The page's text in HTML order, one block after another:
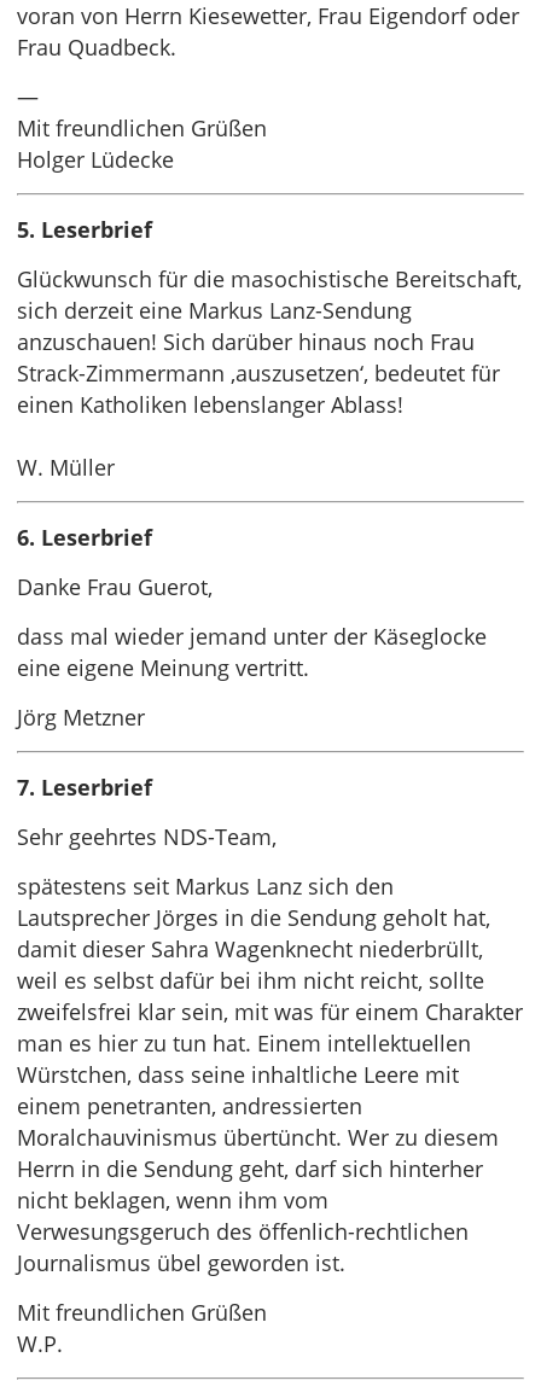
voran von Herrn Kiesewetter, Frau Eigendorf oder
Frau Quadbeck.
—
Mit freundlichen Grüßen
Holger Lüdecke
5. Leserbrief
Glückwunsch für die masochistische Bereitschaft,
sich derzeit eine Markus Lanz-Sendung
anzuschauen! Sich darüber hinaus noch Frau
Strack-Zimmermann ‚auszusetzen‘, bedeutet für
einen Katholiken lebenslanger Ablass!
W. Müller
6. Leserbrief
Danke Frau Guerot,
dass mal wieder jemand unter der Käseglocke
eine eigene Meinung vertritt.
Jörg Metzner
7. Leserbrief
Sehr geehrtes NDS-Team,
spätestens seit Markus Lanz sich den
Lautsprecher Jörges in die Sendung geholt hat,
damit dieser Sahra Wagenknecht niederbrüllt,
weil es selbst dafür bei ihm nicht reicht, sollte
zweifelsfrei klar sein, mit was für einem Charakter
man es hier zu tun hat. Einem intellektuellen
Würstchen, dass seine inhaltliche Leere mit
einem penetranten, andressierten
Moralchauvinismus übertüncht. Wer zu diesem
Herrn in die Sendung geht, darf sich hinterher
nicht beklagen, wenn ihm vom
Verwesungsgeruch des öffenlich-rechtlichen
Journalismus übel geworden ist.
Mit freundlichen Grüßen
W.P.